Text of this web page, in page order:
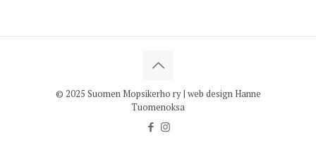
© 2025 Suomen Mopsikerho ry | web design Hanne
Tuomenoksa